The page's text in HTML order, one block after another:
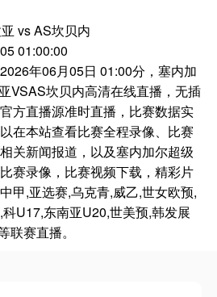
vs AS坎贝内
01:00:00
年06月05日 01:00分，塞内加
VSAS坎贝内高清在线直播，无插
方直播源准时直播，比赛数据实
在本站查看比赛全程录像、比赛
关新闻报道，以及塞内加尔超级
赛录像，比赛视频下载，精彩片
甲,亚选赛,乌克青,威乙,世女欧预,
U17,东南亚U20,世美预,韩发展
联赛直播。